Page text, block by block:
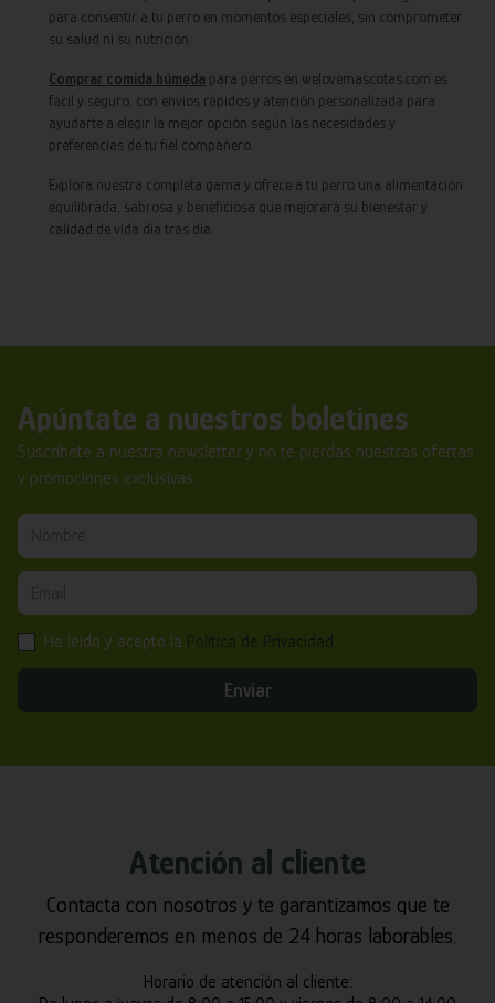
para consentir a tu perro en momentos especiales, sin comprometer
su salud ni su nutrición.
Comprar comida húmeda para perros en welovemascotas.com es
fácil y seguro, con envíos rápidos y atención personalizada para
ayudarte a elegir la mejor opción según las necesidades y
preferencias de tu fiel compañero.
Explora nuestra completa gama y ofrece a tu perro una alimentación
equilibrada, sabrosa y beneficiosa que mejorará su bienestar y
calidad de vida día tras día.
Apúntate a nuestros boletines
Suscríbete a nuestra newsletter y no te pierdas nuestras ofertas
y promociones exclusivas.
He leído y acepto la
Enviar
Atención al cliente
Contacta con nosotros y te garantizamos que te
responderemos en menos de 24 horas laborables.
Horario de atención al cliente: